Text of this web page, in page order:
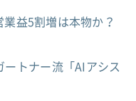
益5割増は本物か？
トナー流「AIアシス